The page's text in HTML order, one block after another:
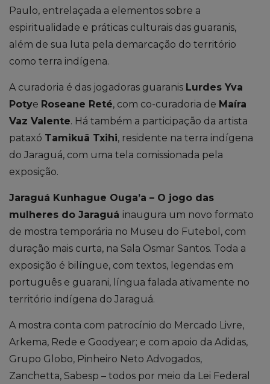
Paulo, entrelaçada a elementos sobre a
espiritualidade e práticas culturais das guaranis,
além de sua luta pel a demarcação do território
como terra indígena.
Acuradoria é das jogadoras guaranis Lurdes Yva
Potye Roseane Reté, com co-curadoria de Maíra
Vaz Valente. Há também a participação da artista
pataxó Tamikuã Txihi, residente na terra indígena
do Jaraguá, com uma tela comissionada pel a
exposição.
Jaraguá Kunhague Ouga’a – O jogo das
mulheres do Jaraguá inaugura um novo formato
de mostra temporária no Museu do Futebol, com
duração mais curta, na Sala Osmar Santos. Toda a
exposição é bilíngue, com textos, legendas em
português e guarani, língua falada ativamente no
território indígena do Jaraguá.
A mostra conta com patrocínio do Mercado Livre,
Arkema, Rede e Goodyear; e com apoio da Adidas,
Grupo Globo, Pinheiro Neto Advogados,
Zanchetta, Sabesp – todos por meio da Lei Federal